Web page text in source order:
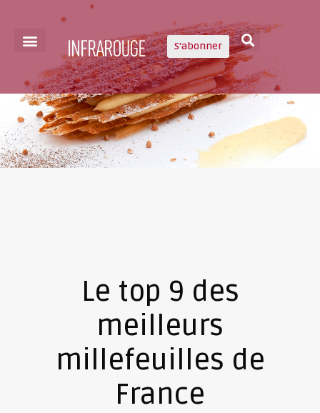
S'abonner
Le top 9 des
meilleurs
millefeuilles de
France